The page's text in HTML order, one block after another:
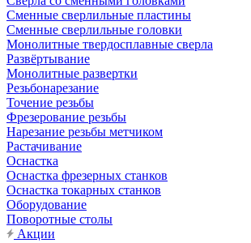
Сменные сверлильные пластины
Сменные сверлильные головки
Монолитные твердосплавные сверла
Развёртывание
Монолитные развертки
Резьбонарезание
Точение резьбы
Фрезерование резьбы
Нарезание резьбы метчиком
Растачивание
Оснастка
Оснастка фрезерных станков
Оснастка токарных станков
Оборудование
Поворотные столы
Акции